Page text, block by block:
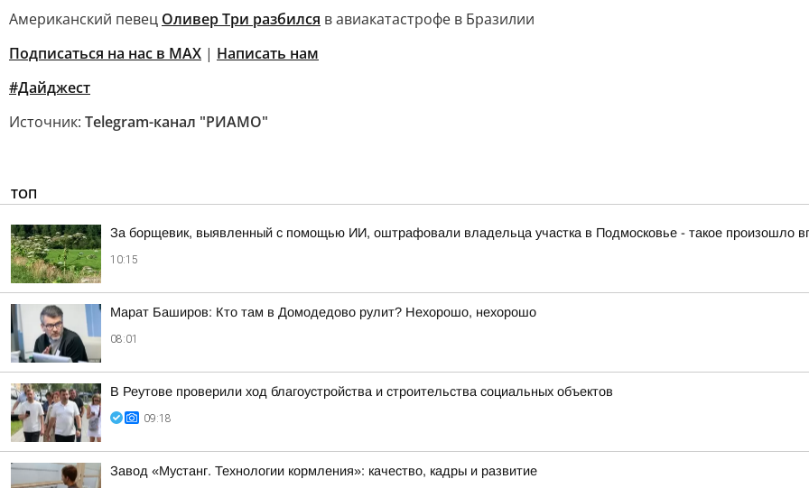
Американский певец Оливер Три разбился в авиакатастрофе в Бразилии
Подписаться на нас в MAX | Написать нам
#Дайджест
Источник: Telegram-канал "РИАМО"
ТОП
За борщевик, выявленный с помощью ИИ, оштрафовали владельца участка в Подмосковье - такое произошло
10:15
Марат Баширов: Кто там в Домодедово рулит? Нехорошо, нехорошо
08:01
В Реутове проверили ход благоустройства и строительства социальных объектов
09:18
Завод «Мустанг. Технологии кормления»: качество, кадры и развитие